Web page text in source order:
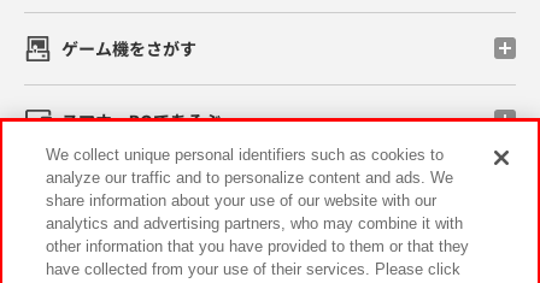
ゲーム機をさがす
スマホ・PCであそぶ
イベント・キャンペーン
We collect unique personal identifiers such as cookies to
analyze our traffic and to personalize content and ads. We
share information about your use of our website with our
analytics and advertising partners, who may combine it with
other information that you have provided to them or that they
have collected from your use of their services. Please click